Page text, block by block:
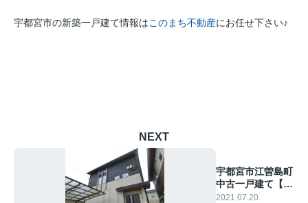
宇都宮市の新築一戸建て情報はこのまち不動産にお任せ下さい♪
NEXT
宇都宮市江曽島町
中古一戸建て【販
売物件】
2021.07.20